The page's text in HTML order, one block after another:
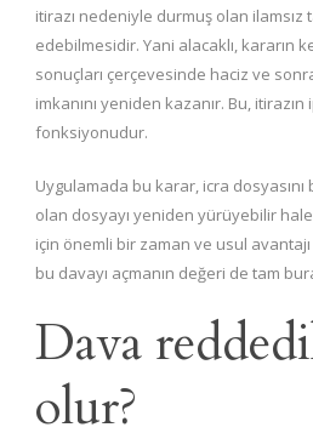
itirazı nedeniyle durmuş olan
edebilmesidir. Yani alacaklı, kararın
sonuçları çerçevesinde haciz ve
imkanını yeniden kazanır. Bu,
fonksiyonudur.
Uygulamada bu karar, icra
olan dosyayı yeniden yürüyebilir
için önemli bir zaman ve usul avantajı
bu davayı açmanın değeri de tam
Dava
olur?